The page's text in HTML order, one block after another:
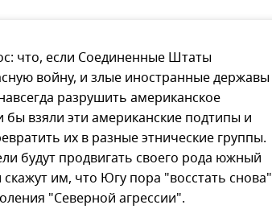
что, если Соединенные Штаты
войну, и злые иностранные державы
разрушить американское
взяли эти американские подтипы и
их в разные этнические группы.
будут продвигать своего рода южный
им, что Югу пора "восстать снова"
"Северной агрессии".